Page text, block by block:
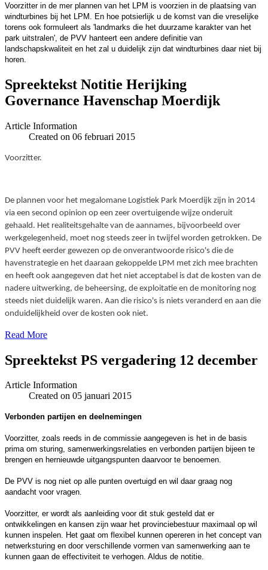
Voorzitter in de mer plannen van het LPM is voorzien in de plaatsing van
windturbines bij het LPM. En hoe potsierlijk u de komst van die vreselijke
torens ook formuleert als 'landmarks die het duurzame karakter van het
park uitstralen', de PVV hanteert een andere definitie van
landschapskwaliteit en het zal u duidelijk zijn dat windturbines daar niet bij
horen.
Spreektekst Notitie Herijking
Governance Havenschap Moerdijk
Article Information
Created on 06 februari 2015
Voorzitter.
De plannen voor het megalomane Logistiek Park Moerdijk zijn in 2014
via een second opinion op een zeer overtuigende wijze onderuit
gehaald. Het realiteitsgehalte van de aannames, bijvoorbeeld over
werkgelegenheid, moet nog steeds zeer in twijfel worden getrokken. De
PVV heeft eerder gewezen op de onverantwoorde risico's die de
havenstrategie en het daaraan gekoppelde LPM met zich mee brachten
en heeft ook aangegeven dat het niet acceptabel is dat de kosten van de
nadere uitwerking, de beheersing, de exploitatie en de monitoring nog
steeds niet duidelijk waren. Aan die risico's is niets veranderd en aan die
onduidelijkheid over de kosten ook niet.
Read More
Spreektekst PS vergadering 12 december
Article Information
Created on 05 januari 2015
Verbonden partijen en deelnemingen
Voorzitter, zoals reeds in de commissie aangegeven is het in de basis
prima om sturing, samenwerkingsrelaties en verbonden partijen bijeen te
brengen en hernieuwde uitgangspunten daarvoor te benoemen.
De PVV is nog niet op alle punten overtuigd en wil daar graag nog
aandacht voor vragen.
Voorzitter, er wordt als aanleiding voor dit stuk gesteld dat er
ontwikkelingen en kansen zijn waar het provinciebestuur maximaal op wil
kunnen inspelen. Het gaat om flexibel kunnen opereren in het concept van
netwerksturing en door verschillende vormen van samenwerking aan te
kunnen gaan de effectiviteit te verhogen. Aldus de notitie.